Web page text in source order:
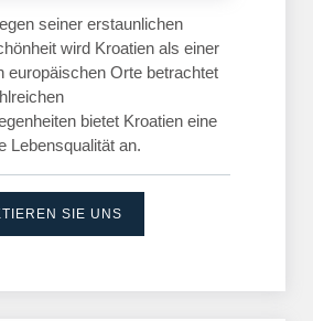
seiner erstaunlichen
wird Kroatien als einer
europäischen Orte betrachtet
bietet Kroatien eine
Lebensqualität an.
SIE UNS